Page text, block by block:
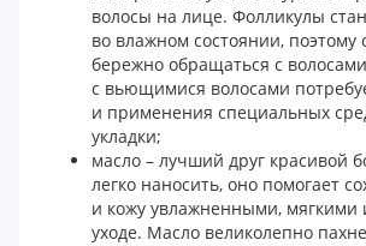
волосы на лице. Фолликулы
во влажном состоянии, поэтому
бережно обращаться с
с вьющимися волосами
и применения специальных
укладки;
масло – лучший друг красивой
легко наносить, оно помогает
и кожу увлажненными, мягкими
уходе. Масло великолепно